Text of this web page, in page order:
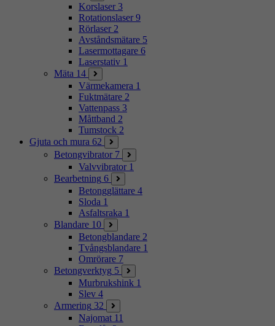
Korslaser 3
Rotationslaser 9
Rörlaser 2
Avståndsmätare 5
Lasermottagare 6
Laserstativ 1
Mäta 14
Värmekamera 1
Fuktmätare 2
Vattenpass 3
Måttband 2
Tumstock 2
Gjuta och mura 62
Betongvibrator 7
Valvvibrator 1
Bearbetning 6
Betongglättare 4
Sloda 1
Asfaltsraka 1
Blandare 10
Betongblandare 2
Tvångsblandare 1
Omrörare 7
Betongverktyg 5
Murbrukshink 1
Slev 4
Armering 32
Najomat 11